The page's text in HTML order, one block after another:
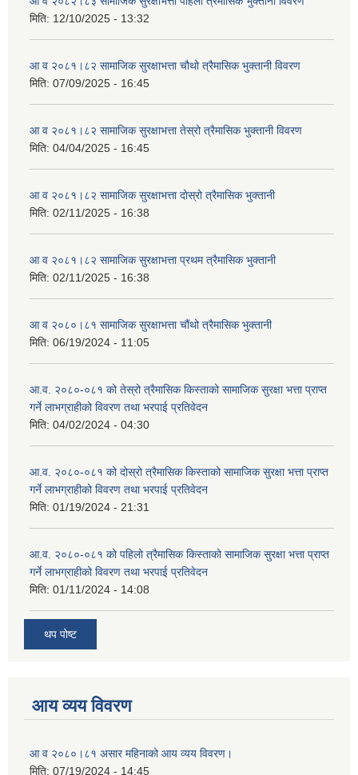
मिति: 12/10/2025 - 13:32
आ व २०८१।८२ सामाजिक सुरक्षाभत्ता चौथो त्रैमासिक भुक्तानी विवरण
मिति: 07/09/2025 - 16:45
आ व २०८१।८२ सामाजिक सुरक्षाभत्ता तेस्रो त्रैमासिक भुक्तानी विवरण
मिति: 04/04/2025 - 16:45
आ व २०८१।८२ सामाजिक सुरक्षाभत्ता दोस्रो त्रैमासिक भुक्तानी
मिति: 02/11/2025 - 16:38
आ व २०८१।८२ सामाजिक सुरक्षाभत्ता प्रथम त्रैमासिक भुक्तानी
मिति: 02/11/2025 - 16:38
आ व २०८०।८१ सामाजिक सुरक्षाभत्ता चौंथो त्रैमासिक भुक्तानी
मिति: 06/19/2024 - 11:05
आ.व. २०८०-०८१ को तेस्रो त्रैमासिक किस्ताको सामाजिक सुरक्षा भत्ता प्राप्त
गर्ने लाभग्राहीको विवरण तथा भरपाई प्रतिवेदन
मिति: 04/02/2024 - 04:30
आ.व. २०८०-०८१ को दोस्रो त्रैमासिक किस्ताको सामाजिक सुरक्षा भत्ता प्राप्त
गर्ने लाभग्राहीको विवरण तथा भरपाई प्रतिवेदन
मिति: 01/19/2024 - 21:31
आ.व. २०८०-०८१ को पहिलो त्रैमासिक किस्ताको सामाजिक सुरक्षा भत्ता प्राप्त
गर्ने लाभग्राहीको विवरण तथा भरपाई प्रतिवेदन
मिति: 01/11/2024 - 14:08
थप पोष्ट
आय व्यय विवरण
आ व २०८०।८१ असार महिनाको आय व्यय विवरण।
मिति: 07/19/2024 - 14:45